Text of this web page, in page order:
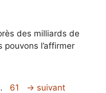
des milliards de
l’affirmer
Page
61 → suivant